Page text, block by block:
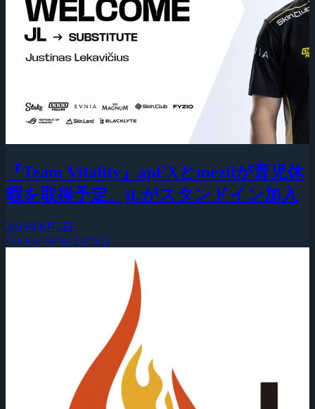
『Team Vitality』apEXとmeziiが育児休
暇を取得予定、jLがスタンドイン加入
2026年8月5日
Counter-Strike 2 (CS2)